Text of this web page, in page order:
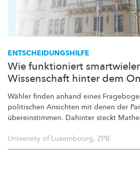
ENTSCHEIDUNGSHILFE
Wie funktioniert
Wissenschaft hinter dem
Wähler finden anhand eines
politischen Ansichten mit denen der
übereinstimmen. Dahinter steckt
University of Luxembourg, ZPB